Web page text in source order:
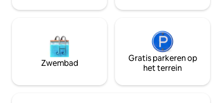
Zwembad
Gratis parkeren op
het terrein